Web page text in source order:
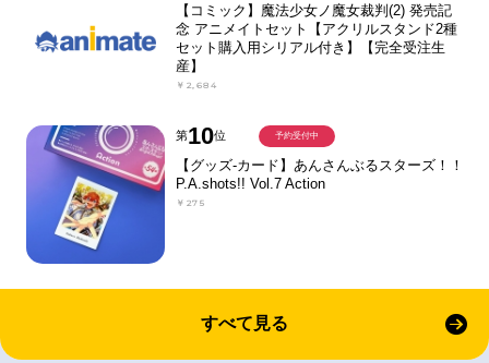
【コミック】魔法少女ノ魔女裁判(2) 発売記
念 アニメイトセット【アクリルスタンド2種
セット購入用シリアル付き】【完全受注生
産】
￥2,684
第10位
【グッズ-カード】あんさんぶるスターズ！！
P.A.shots!! Vol.7 Action
￥275
予約受付中
すべて見る